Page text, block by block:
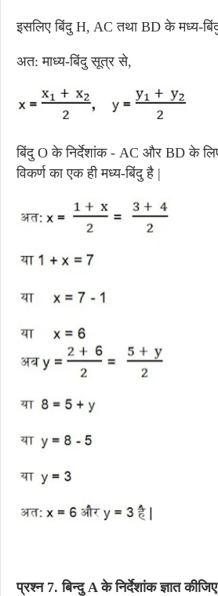
इसलिए बिंदु H, AC तथा BD के मध्य-
अत: माध्य-बिंदु सूत्र से,
बिंदु O के निर्देशांक - AC और BD के लिए
विकर्ण का एक ही मध्य-बिंदु है |
प्रश्न 7.बिन्दु A के निर्देशांक ज्ञात